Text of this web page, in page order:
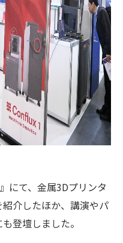
にて、金属3Dプリンタ
介したほか、講演やパ
登壇しました。